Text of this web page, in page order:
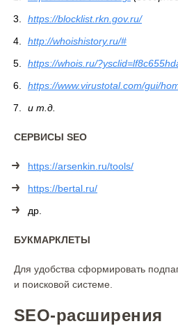
https://blocklist.rkn.gov.ru/
http://whoishistory.ru/#
https://whois.ru/
https://www.virustotal.com/gui/
и т.д.
СЕРВИСЫ SEO
https://arsenkin.ru/tools/
https://bertal.ru/
др.
БУКМАРКЛЕТЫ
Для удобства сформировать
и поисковой системе.
SEO-расширения